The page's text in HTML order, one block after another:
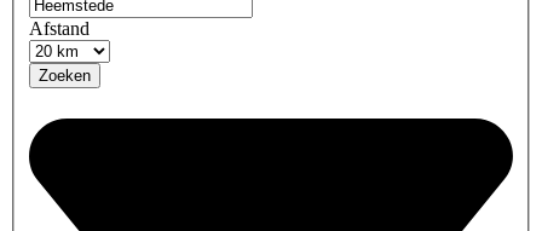
Afstand
Zoeken